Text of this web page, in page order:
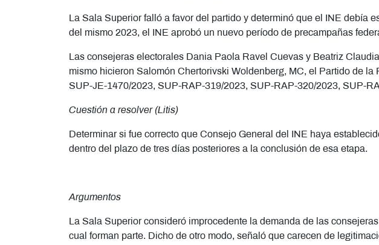
La Sala Superior falló a favor del partido y determinó que el INE debía
del mismo 2023, el INE aprobó un nuevo período de precampañas
Las consejeras electorales Dania Paola Ravel Cuevas y Beatriz
mismo hicieron Salomón Chertorivski Woldenberg, MC, el Partido de
SUP-JE-1470/2023, SUP-RAP-319/2023, SUP-RAP-320/2023, SUP-
Cuestión a resolver (Litis)
Determinar si fue correcto que Consejo General del INE haya
dentro del plazo de tres días posteriores a la conclusión de esa etapa.
Argumentos
La Sala Superior consideró improcedente la demanda de las
cual forman parte. Dicho de otro modo, señaló que carecen de